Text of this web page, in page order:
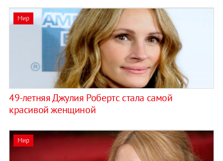
Мир
49-летняя Джулия Робертс стала самой
красивой женщиной
Мир